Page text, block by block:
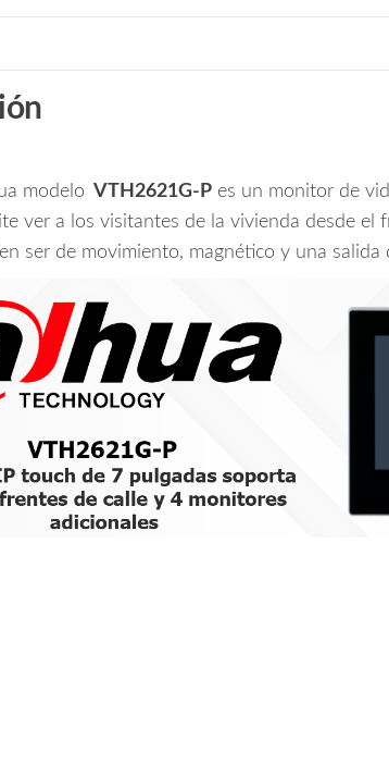
modelo VTH2621G-P es un monitor de
ver a los visitantes de la vivienda desde
ser de movimiento, magnético y una